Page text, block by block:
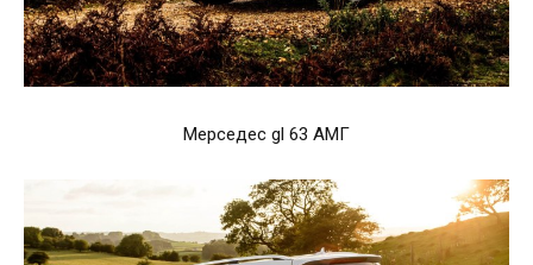
Мерседес gl 63 АМГ